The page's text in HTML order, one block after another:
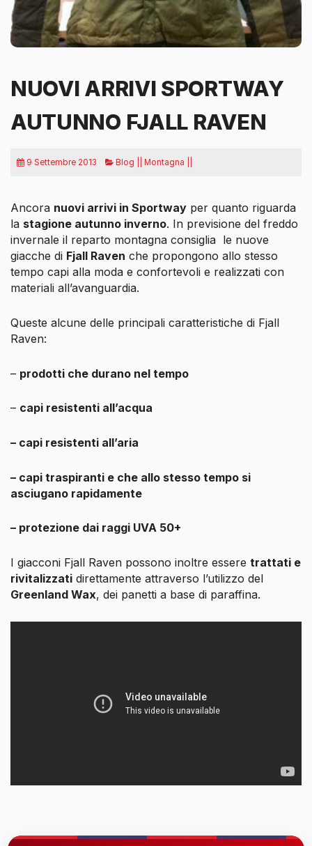
NUOVI ARRIVI SPORTWAY
AUTUNNO FJALL RAVEN
9 Settembre 2013 Blog || Montagna ||
Ancora nuovi arrivi in Sportway per quanto riguarda
la stagione autunno inverno. In previsione del freddo
invernale il reparto montagna consiglia le nuove
giacche di Fjall Raven che propongono allo stesso
tempo capi alla moda e confortevoli e realizzati con
materiali all’avanguardia.
Queste alcune delle principali caratteristiche di Fjall
Raven:
– prodotti che durano nel tempo
– capi resistenti all’acqua
– capi resistenti all’aria
– capi traspiranti e che allo stesso tempo si
asciugano rapidamente
– protezione dai raggi UVA 50+
I giacconi Fjall Raven possono inoltre essere trattati e
rivitalizzati direttamente attraverso l’utilizzo del
Greenland Wax, dei panetti a base di paraffina.